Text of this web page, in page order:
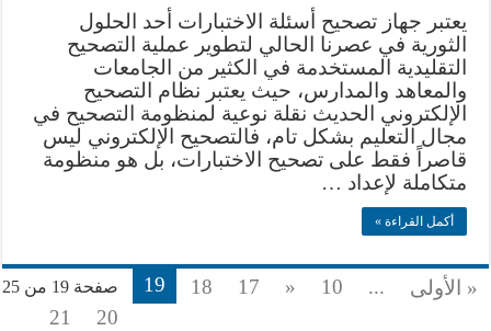
يعتبر جهاز تصحيح أسئلة الاختبارات أحد الحلول
الثورية في عصرنا الحالي لتطوير عملية التصحيح
التقليدية المستخدمة في الكثير من الجامعات
والمعاهد والمدارس، حيث يعتبر نظام التصحيح
الإلكتروني الحديث نقلة نوعية لمنظومة التصحيح في
مجال التعليم بشكل تام، فالتصحيح الإلكتروني ليس
قاصراً فقط على تصحيح الاختبارات، بل هو منظومة
متكاملة لإعداد …
أكمل القراءة »
صفحة 19 من 25 « الأولى ...
10
«
17
18
19
20
21